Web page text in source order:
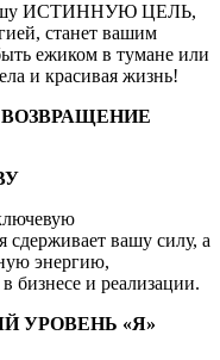
ИСТИННУЮ ЦЕЛЬ,
станет вашим
ежиком в тумане или
и красивая жизнь!
ВОЗВРАЩЕНИЕ
вашу силу, а
энергию,
бизнесе и реализации.
УРОВЕНЬ «Я»